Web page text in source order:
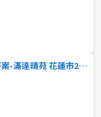
花蓮房仲推薦 2 預售好案-滿達晴苑 花蓮市2~3房3B